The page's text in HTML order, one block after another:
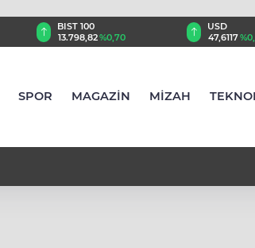
USD
47,6117%0,05
EUR
54,8427%-
SPOR MAGAZİN MİZAH